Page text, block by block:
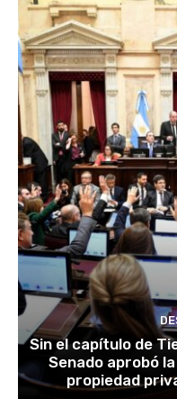
Sin el capítulo de
Senado aprobó
propiedad